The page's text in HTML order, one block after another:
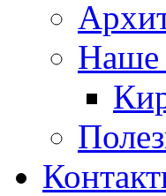
Наше